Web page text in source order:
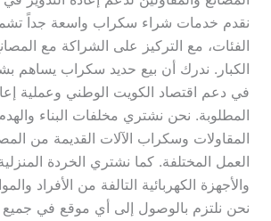
نقدم خدمات شراء سكراب واسعة جداً
الفئات، مع التركيز على الشراكة مع
الكبار. ندرك أن بيع حديد سكراب يساهم
في دعم اقتصاد الكويت الوطني وعملية
المطلوبة. نحن نشتري مخلفات البناء
المقاولات وسكراب الآلات القديمة من
العمل المختلفة. كما نشتري الخردة
والأجهزة الكهربائية التالفة من الأفراد
نحن نلتزم بالوصول إلى أي موقع في جميع